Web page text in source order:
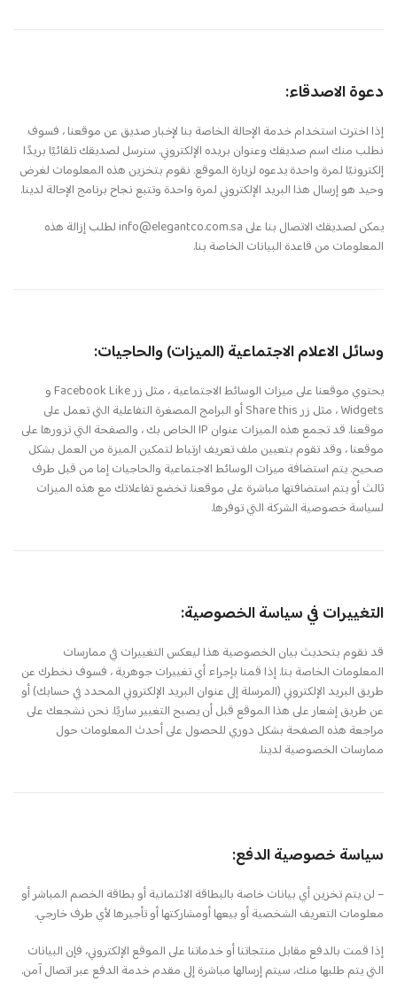
دعوة الاصدقاء:
إذا اخترت استخدام خدمة الإحالة الخاصة بنا لإخبار صديق عن موقعنا ، فسوف
نطلب منك اسم صديقك وعنوان بريده الإلكتروني. سنرسل لصديقك تلقائيًا بريدًا
إلكترونيًا لمرة واحدة يدعوه لزيارة الموقع. نقوم بتخزين هذه المعلومات لغرض
وحيد هو إرسال هذا البريد الإلكتروني لمرة واحدة وتتبع نجاح برنامج الإحالة لدينا.
يمكن لصديقك الاتصال بنا على info@elegantco.com.sa لطلب إزالة هذه
المعلومات من قاعدة البيانات الخاصة بنا.
وسائل الاعلام الاجتماعية (الميزات) والحاجيات:
يحتوي موقعنا على ميزات الوسائط الاجتماعية ، مثل زر Facebook Like و
Widgets ، مثل زر Share this أو البرامج المصغرة التفاعلية التي تعمل على
موقعنا. قد تجمع هذه الميزات عنوان IP الخاص بك ، والصفحة التي تزورها على
موقعنا ، وقد تقوم بتعيين ملف تعريف ارتباط لتمكين الميزة من العمل بشكل
صحيح. يتم استضافة ميزات الوسائط الاجتماعية والحاجيات إما من قبل طرف
ثالث أو يتم استضافتها مباشرة على موقعنا. تخضع تفاعلاتك مع هذه الميزات
لسياسة خصوصية الشركة التي توفرها.
التغييرات في سياسة الخصوصية:
قد نقوم بتحديث بيان الخصوصية هذا ليعكس التغييرات في ممارسات
المعلومات الخاصة بنا. إذا قمنا بإجراء أي تغييرات جوهرية ، فسوف نخطرك عن
طريق البريد الإلكتروني (المرسلة إلى عنوان البريد الإلكتروني المحدد في حسابك) أو
عن طريق إشعار على هذا الموقع قبل أن يصبح التغيير ساريًا. نحن نشجعك على
مراجعة هذه الصفحة بشكل دوري للحصول على أحدث المعلومات حول
ممارسات الخصوصية لدينا.
سياسة خصوصية الدفع:
– لن يتم تخزين أي بيانات خاصة بالبطاقة الائتمانية أو بطاقة الخصم المباشر أو
معلومات التعريف الشخصية أو بيعها أومشاركتها أو تأجيرها لأي طرف خارجي.
إذا قمت بالدفع مقابل منتجاتنا أو خدماتنا على الموقع الإلكتروني، فإن البيانات
التي يتم طلبها منك، سيتم إرسالها مباشرة إلى مقدم خدمة الدفع عبر اتصال آمن.